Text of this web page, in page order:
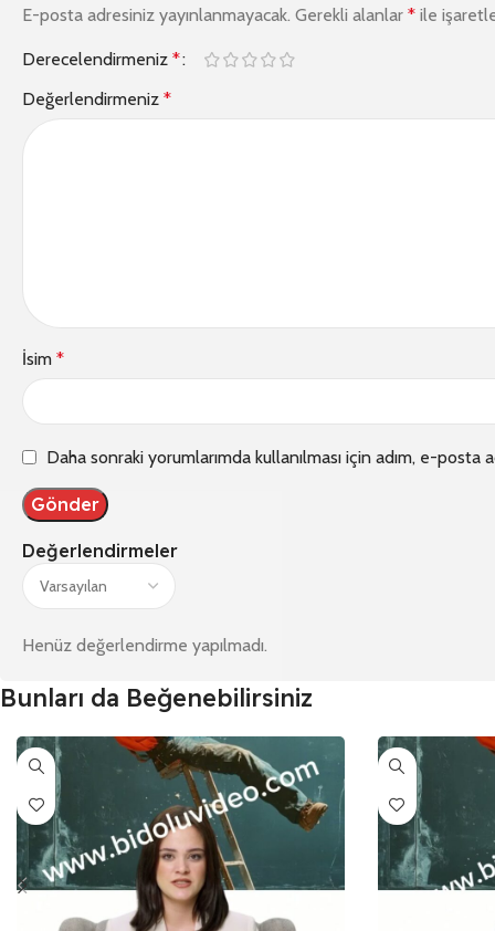
Değerlendirmeler
Henüz değerlendirme yapılmadı.
E-posta adresiniz yayınlanmayacak. Gerekli alanlar * ile
Derecelendirmeniz *
Değerlendirmeniz *
İsim *
Daha sonraki yorumlarımda kullanılması için adım, e-
Bunları da Beğenebilirsiniz